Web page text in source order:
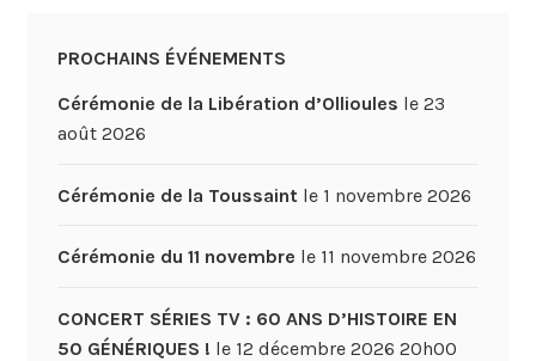
PROCHAINS ÉVÉNEMENTS
Cérémonie de la Libération d’Ollioules le 23
août 2026
Cérémonie de la Toussaint le 1 novembre 2026
Cérémonie du 11 novembre le 11 novembre 2026
CONCERT SÉRIES TV : 60 ANS D’HISTOIRE EN
50 GÉNÉRIQUES ! le 12 décembre 2026 20h00